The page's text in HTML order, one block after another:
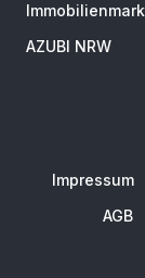
AZUBI NRW
Impressum
AGB